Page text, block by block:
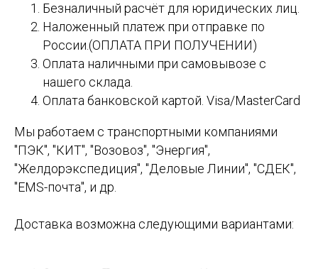
Безналичный расчёт для юридических лиц.
Наложенный платеж при отправке по
России.(ОПЛАТА ПРИ ПОЛУЧЕНИИ)
Оплата наличными при самовывозе с
нашего склада.
Оплата банковской картой. Visa/MasterCard
Мы работаем с транспортными компаниями
"ПЭК", "КИТ", "Возовоз", "Энергия",
"Желдорэкспедиция", "Деловые Линии", "СДЕК",
"EMS-почта", и др.
Доставка возможна следующими вариантами: